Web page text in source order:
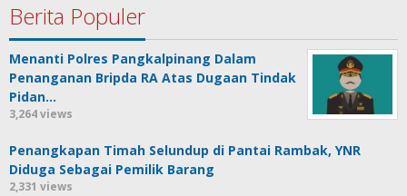
Berita Populer
Menanti Polres Pangkalpinang Dalam
Penanganan Bripda RA Atas Dugaan Tindak
Pidan…
3,264 views
Penangkapan Timah Selundup di Pantai Rambak, YNR
Diduga Sebagai Pemilik Barang
2,331 views